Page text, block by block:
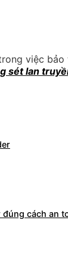
việc
sét lan
cách an